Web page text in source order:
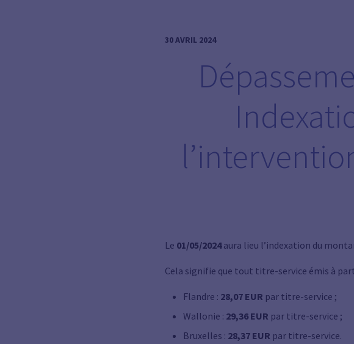
30 AVRIL 2024
Le 01/05/2024aura lieu l’indexation du
Cela signifie que tout titre-service émis à
Flandre : 28,07 EUR par titre-service ;
Wallonie : 29,36 EUR par titre-service ;
Bruxelles : 28,37 EUR par titre-service.